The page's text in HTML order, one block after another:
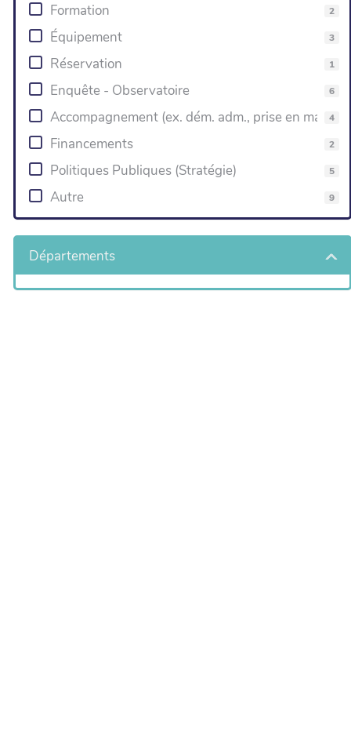
Formation 2
Équipement 3
Réservation 1
Enquête - Observatoire 6
Accompagnement (ex. dém. adm., prise en main)
4
Financements 2
Politiques Publiques (Stratégie) 5
Autre 9
Départements